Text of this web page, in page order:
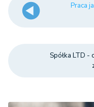
Praca
Spółka LTD -